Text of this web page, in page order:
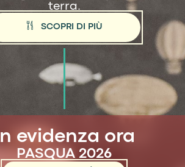
terra.
SCOPRI DI PIÙ
In evidenza ora
PASQUA 2026